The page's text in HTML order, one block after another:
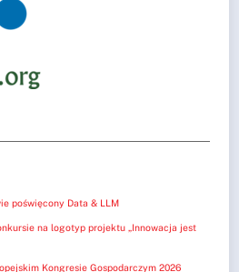
poświęcony Data & LLM
na logotyp projektu „Innowacja jest
Kongresie Gospodarczym 2026